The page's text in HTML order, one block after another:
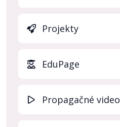
Projekty
EduPage
Propagačné video